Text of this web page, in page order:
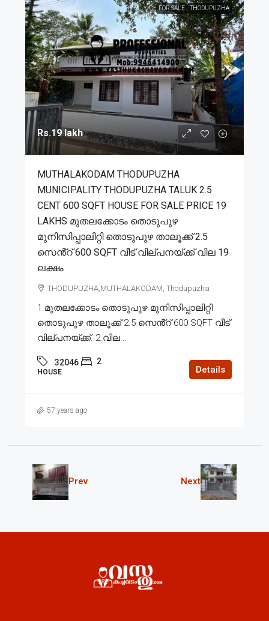
FOR SALE THODUPUZHA
Rs.19 lakh
MUTHALAKODAM THODUPUZHA
MUNICIPALITY THODUPUZHA TALUK 2.5
CENT 600 SQFT HOUSE FOR SALE PRICE 19
LAKHS മുതലക്കോടം തൊടുപുഴ
മുനിസിപ്പാലിറ്റി തൊടുപുഴ താലൂക്ക് 2.5
സെൻ്റ് 600 SQFT വീട് വില്പനയ്ക്ക് വില 19
ലക്ഷം
THODUPUZHA,MUTHALAKODAM, Thodupuzha
1.മുതലക്കോടം തൊടുപുഴ മുനിസിപ്പാലിറ്റി
തൊടുപുഴ താലൂക്ക് 2.5 സെൻ്റ് 600 SQFT വീട്
വില്പനയ്ക്ക്. 2.വില...
32046 2
HOUSE Details
57 years ago
Prev Next